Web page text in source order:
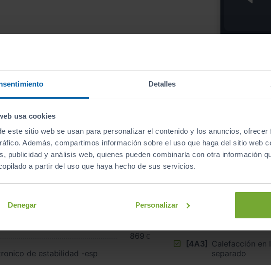
Detalles
usa cookies
este sitio web se usan para personalizar el contenido y los anuncios,
Además, compartimos información sobre el uso que haga del sitio web
publicidad y análisis web, quienes pueden combinarla con otra información
a partir del uso que haya hecho de sus servicios.
Denegar Personalizar
* Precio válido
Equipamientode este vehículo
713 €
al conductor
869 €
de estabilidad -esp
carga/
Calefacción
[4A3] Calefacción en
separado